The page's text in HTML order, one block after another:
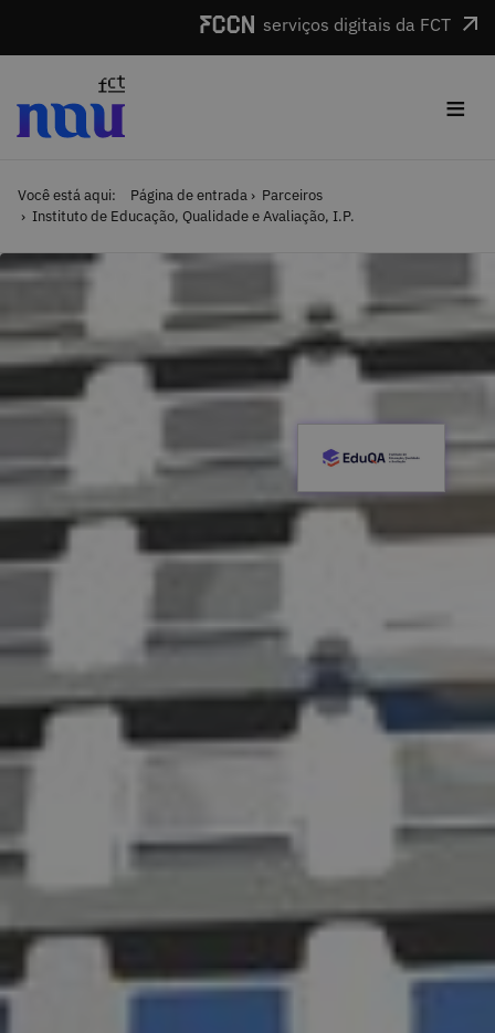
serviços digitais da FCT
≡
Você está aqui: Página de entrada
Parceiros
Instituto de Educação, Qualidade e Avaliação, I.P.